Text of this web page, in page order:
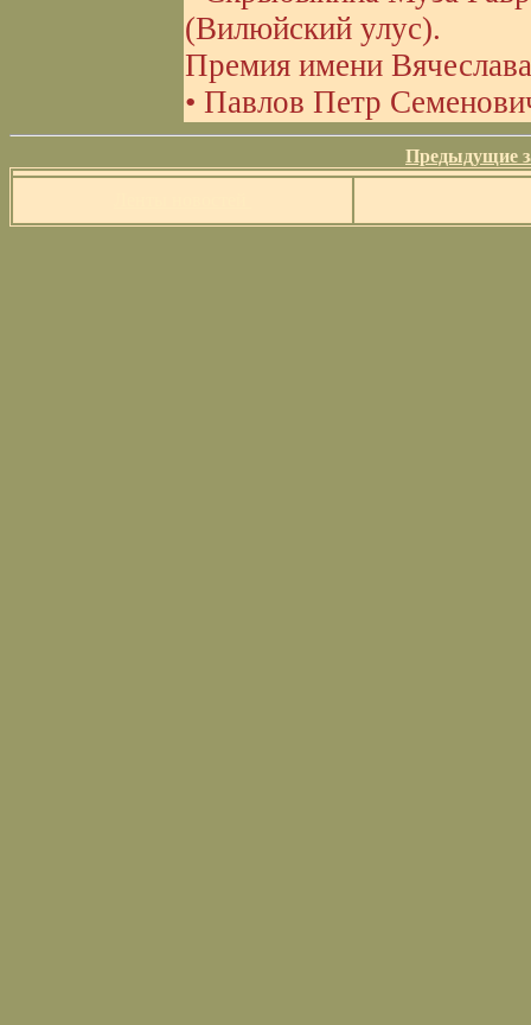
(Вилюйский улус).
Премия имени
• Павлов Петр
Предыдущие